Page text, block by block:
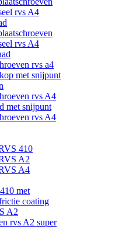
rvs A4
rvs A4
rvs a4
met snijpunt
rvs A4
met snijpunt
rvs A4
410
A2
A4
met
coating
A2
rvs A2 super